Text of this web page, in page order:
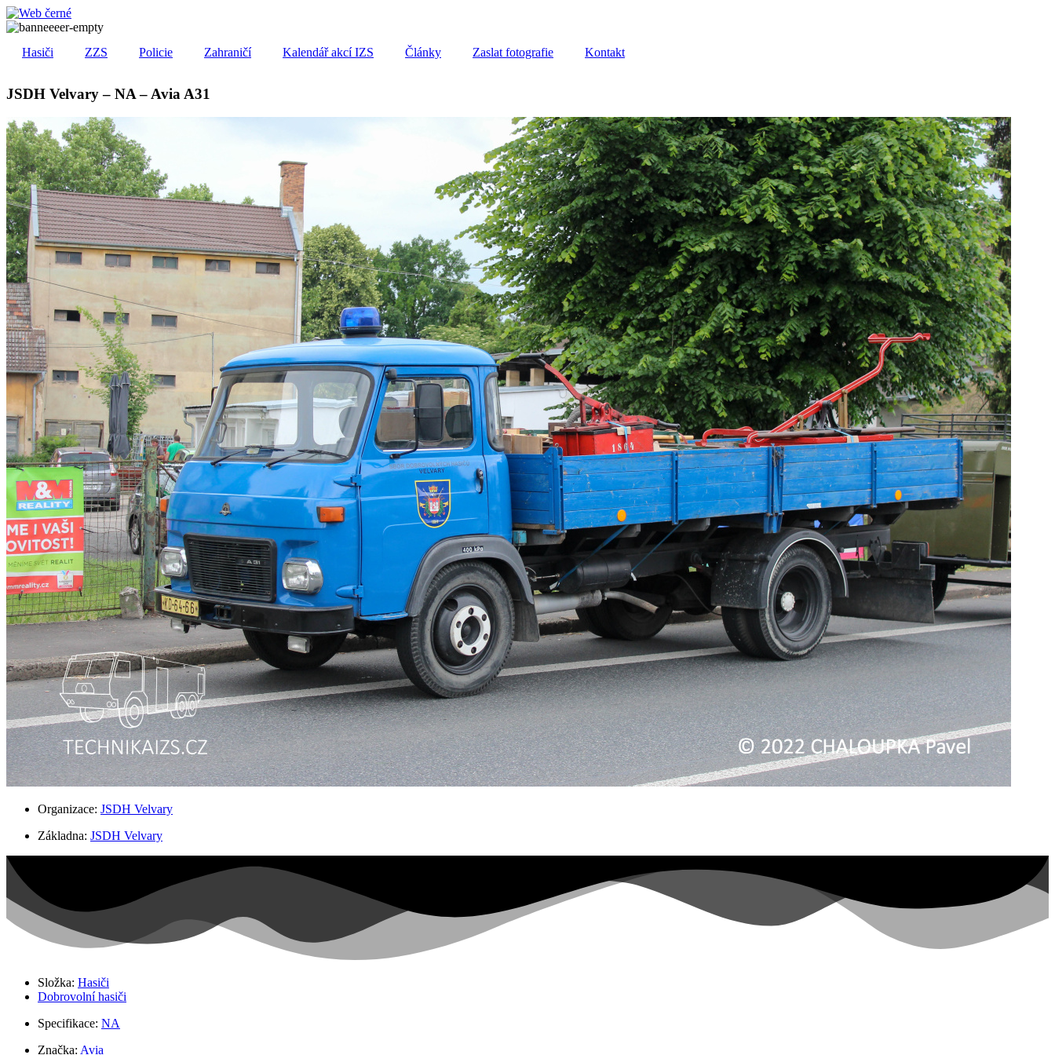
Přejít
k
Hasiči
ZZS Policie Zahraničí Kalendář akcí IZS Články Zaslat fotografie Kontakt
JSDH Velvary – NA – Avia A31
Organizace: JSDH Velvary
Základna: JSDH Velvary
Složka: Hasiči
Dobrovolní hasiči
Specifikace: NA
Značka: Avia